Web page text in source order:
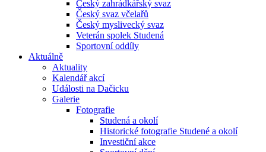
Český zahrádkářský svaz
Český svaz včelařů
Český myslivecký svaz
Veterán spolek Studená
Sportovní oddíly
Aktuálně
Aktuality
Kalendář akcí
Události na Dačicku
Galerie
Fotografie
Studená a okolí
Historické fotografie Studené a okolí
Investiční akce